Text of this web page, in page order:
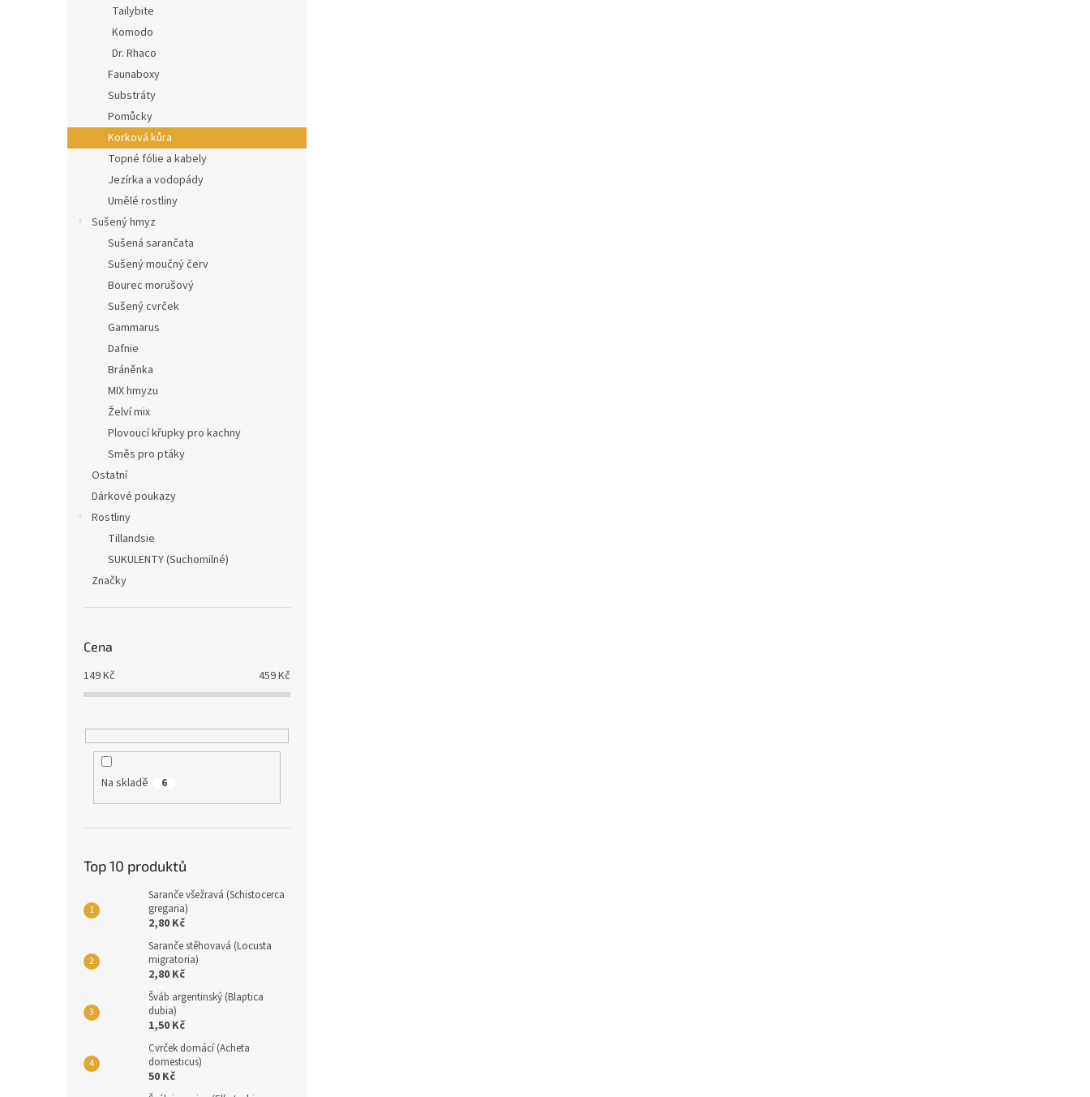
Tailybite
Komodo
Dr. Rhaco
Faunaboxy
Substráty
Pomůcky
Korková kůra
Topné fólie a kabely
Jezírka a vodopády
Umělé rostliny
Sušený hmyz
Sušená sarančata
Sušený moučný červ
Bourec morušový
Sušený cvrček
Gammarus
Dafnie
Bráněnka
MIX hmyzu
Želví mix
Plovoucí křupky pro kachny
Směs pro ptáky
Ostatní
Dárkové poukazy
Rostliny
Tillandsie
SUKULENTY (Suchomilné)
Značky
Cena
149Kč 459Kč
Na skladě 6
Top 10 produktů
Saranče všežravá (Schistocerca
gregaria)
2,80 Kč
Saranče stěhovavá (Locusta
migratoria)
2,80 Kč
Šváb argentinský (Blaptica
dubia)
1,50 Kč
Cvrček domácí (Acheta
domesticus)
50 Kč